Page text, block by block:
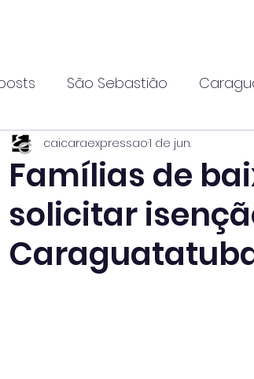
São Sebastião
Itanhaém Guaratinguetá
Famílias de
solicitar
caicaraexpressao1 de jun.